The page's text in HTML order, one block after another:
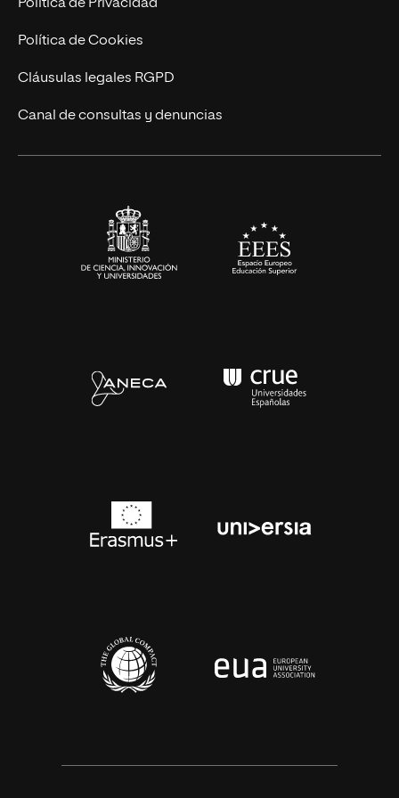
Cursos Universitarios
Actualidad
UNIR Revista
Eventos
Política de Privacidad
Política de Cookies
Cláusulas legales RGPD
Canal de consultas y denuncias